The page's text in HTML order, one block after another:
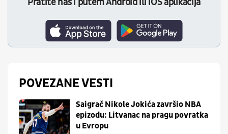
POVEZANE VESTI
Saigrač Nikole Jokića završio NBA
epizodu: Litvanac na pragu povratka
u Evropu